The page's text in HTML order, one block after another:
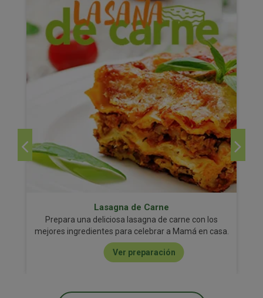
Lasagna de Carne
Prepara una deliciosa lasagna de carne con los
mejores ingredientes para celebrar a Mamá en casa.
Ver preparación